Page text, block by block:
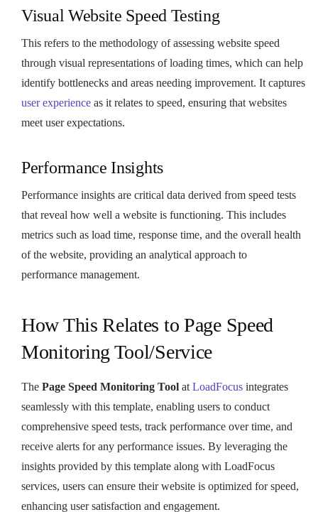
Visual Website Speed Testing
This refers to the methodology of assessing website speed
through visual representations of loading times, which can help
identify bottlenecks and areas needing improvement. It captures
user experience as it relates to speed, ensuring that websites
meet user expectations.
Performance Insights
Performance insights are critical data derived from speed tests
that reveal how well a website is functioning. This includes
metrics such as load time, response time, and the overall health
of the website, providing an analytical approach to
performance management.
How This Relates to Page Speed
Monitoring Tool/Service
The Page Speed Monitoring Tool at LoadFocus integrates
seamlessly with this template, enabling users to conduct
comprehensive speed tests, track performance over time, and
receive alerts for any performance issues. By leveraging the
insights provided by this template along with LoadFocus
services, users can ensure their website is optimized for speed,
enhancing user satisfaction and engagement.